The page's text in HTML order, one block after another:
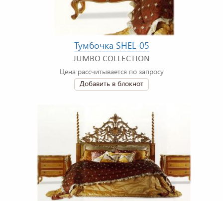
Тумбочка SHEL-05
JUMBO COLLECTION
Цена рассчитывается по запросу
Добавить в блокнот